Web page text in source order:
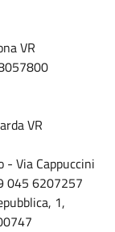
VR
VR‎
- Via Cappuccini
045 6207257
1,